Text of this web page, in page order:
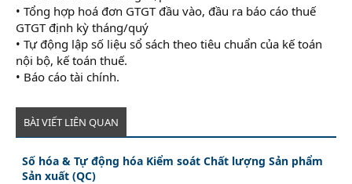
• Tổng hợp hoá đơn GTGT đầu vào, đầu ra báo cáo thuế
GTGT định kỳ tháng/quý
• Tự động lập số liệu sổ sách theo tiêu chuẩn của kế toán
nội bộ, kế toán thuế.
• Báo cáo tài chính.
BÀI VIẾT LIÊN QUAN
Số hóa & Tự động hóa Kiểm soát Chất lượng Sản phẩm
Sản xuất (QC)